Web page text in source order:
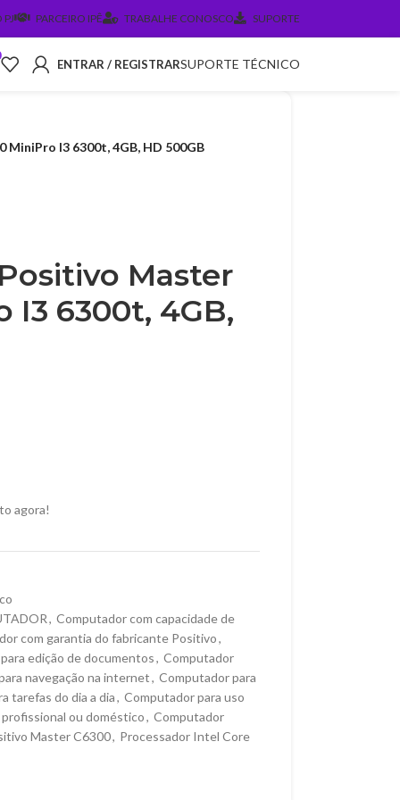
PJ PARCEIRO IPÊ TRABALHE CONOSCO SUPORTE
ENTRAR / REGISTRARSUPORTE TÉCNICO
I3 6300t, 4GB, HD 500GB
Master
I3 6300t, 4GB,
agora!
, Computador com capacidade de
com garantia do fabricante Positivo,
edição de documentos, Computador
navegação na internet, Computador para
tarefas do dia a dia, Computador para uso
ou doméstico, Computador
Master C6300, Processador Intel Core